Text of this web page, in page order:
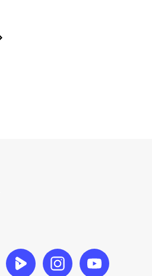
소
프
소
프
소
프